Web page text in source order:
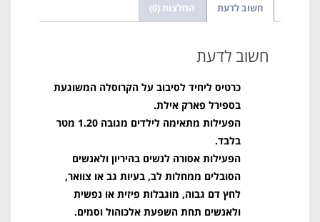
חשוב לדעת המלצות (0)
חשוב לדעת
כרטיס ליחיד לסיבוב על הקרוסלה המשוגעת
בספירל פארק אילת.
הפעילות מתאימה לילדים מגובה 1.20 מטר
בלבד.
הפעילות אסורה לנשים בהיריון ולאנשים
הסובלים ממחלות לב, בעיות גב או צוואר,
לחץ דם גבוה, מוגבלות פיזית או נפשית
ולאנשים תחת השפעת אלכוהול וסמים.